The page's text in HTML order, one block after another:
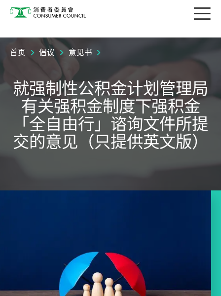
消费者委员会 目
首页 倡议 意见书
就强制性公积金计划管理局
有关强积金制度下强积金
「全自由行」谘询文件所提
交的意见（只提供英文版）